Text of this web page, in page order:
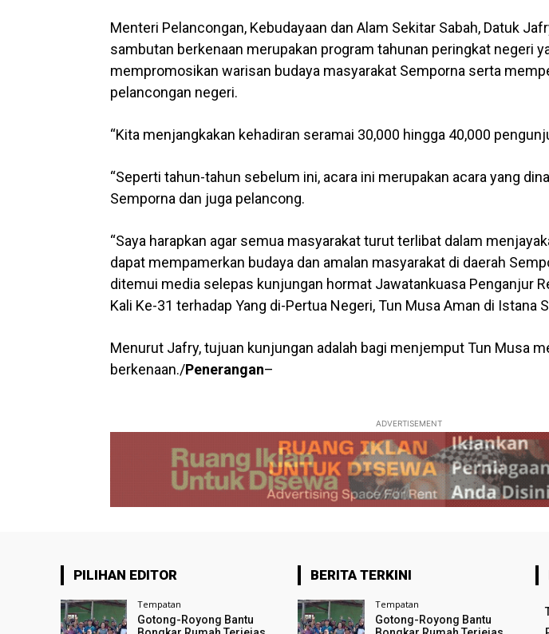
Menteri Pelancongan, Kebudayaan dan Alam Sekitar Sabah, Datuk
sambutan berkenaan merupakan program tahunan peringkat negeri
mempromosikan warisan budaya masyarakat Semporna serta
pelancongan negeri.
“Kita menjangkakan kehadiran seramai 30,000 hingga 40,000
“Seperti tahun-tahun sebelum ini, acara ini merupakan acara yang
Semporna dan juga pelancong.
“Saya harapkan agar semua masyarakat turut terlibat dalam
dapat mempamerkan budaya dan amalan masyarakat di daerah
ditemui media selepas kunjungan hormat Jawatankuasa Penganjur
Kali Ke-31 terhadap Yang di-Pertua Negeri, Tun Musa Aman di Istana
Menurut Jafry, tujuan kunjungan adalah bagi menjemput Tun Musa
berkenaan./Penerangan–
ADVERTISEMENT
PILIHAN EDITOR
Tempatan
Gotong-Royong Bantu
BERITA TERKINI
Tempatan
Gotong-Royong Bantu